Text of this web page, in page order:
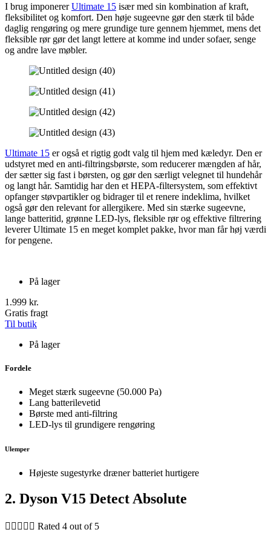
I brug imponererUltimate 15 især med sin kombination af kraft,
fleksibilitet og komfort. Den høje sugeevne gør den stærk til både
daglig rengøring og mere grundige ture gennem hjemmet, mens det
fleksible rør gør det langt lettere at komme ind under sofaer, senge
og andre lave møbler.
Ultimate 15 er også et rigtig godt valg til hjem med kæledyr. Den er
udstyret med en anti-filtringsbørste, som reducerer mængden af hår,
der sætter sig fast i børsten, og gør den særligt velegnet til hundehår
og langt hår. Samtidig har den et HEPA-filtersystem, som effektivt
opfanger støvpartikler og bidrager til et renere indeklima, hvilket
også gør den relevant for allergikere. Med sin stærke sugeevne,
lange batteritid, grønne LED-lys, fleksible rør og effektive filtrering
leverer Ultimate 15 en meget komplet pakke, hvor man får høj værdi
for pengene.
På lager
1.999 kr.
Gratis fragt
Til butik
På lager
Fordele
Meget stærk sugeevne (50.000 Pa)
Lang batterilevetid
Børste med anti-filtring
LED-lys til grundigere rengøring
Ulemper
Højeste sugestyrke dræner batteriet hurtigere
2. Dyson V15 Detect Absolute
     Rated 4 out of 5